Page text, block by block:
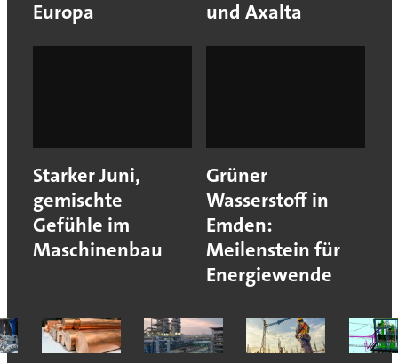
Europa und Axalta
Starker Juni,
gemischte
Gefühle im
Maschinenbau
Grüner
Wasserstoff in
Emden:
Meilenstein für
Energiewende